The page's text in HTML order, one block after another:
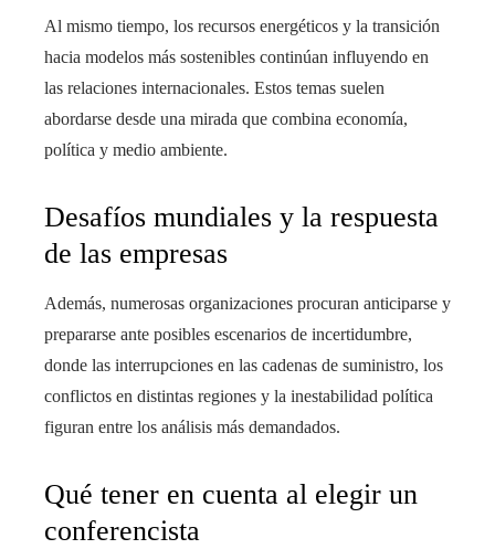
Al mismo tiempo, los recursos energéticos y la transición
hacia modelos más sostenibles continúan influyendo en
las relaciones internacionales. Estos temas suelen
abordarse desde una mirada que combina economía,
política y medio ambiente.
Desafíos mundiales y la respuesta
de las empresas
Además, numerosas organizaciones procuran anticiparse y
prepararse ante posibles escenarios de incertidumbre,
donde las interrupciones en las cadenas de suministro, los
conflictos en distintas regiones y la inestabilidad política
figuran entre los análisis más demandados.
Qué tener en cuenta al elegir un
conferencista